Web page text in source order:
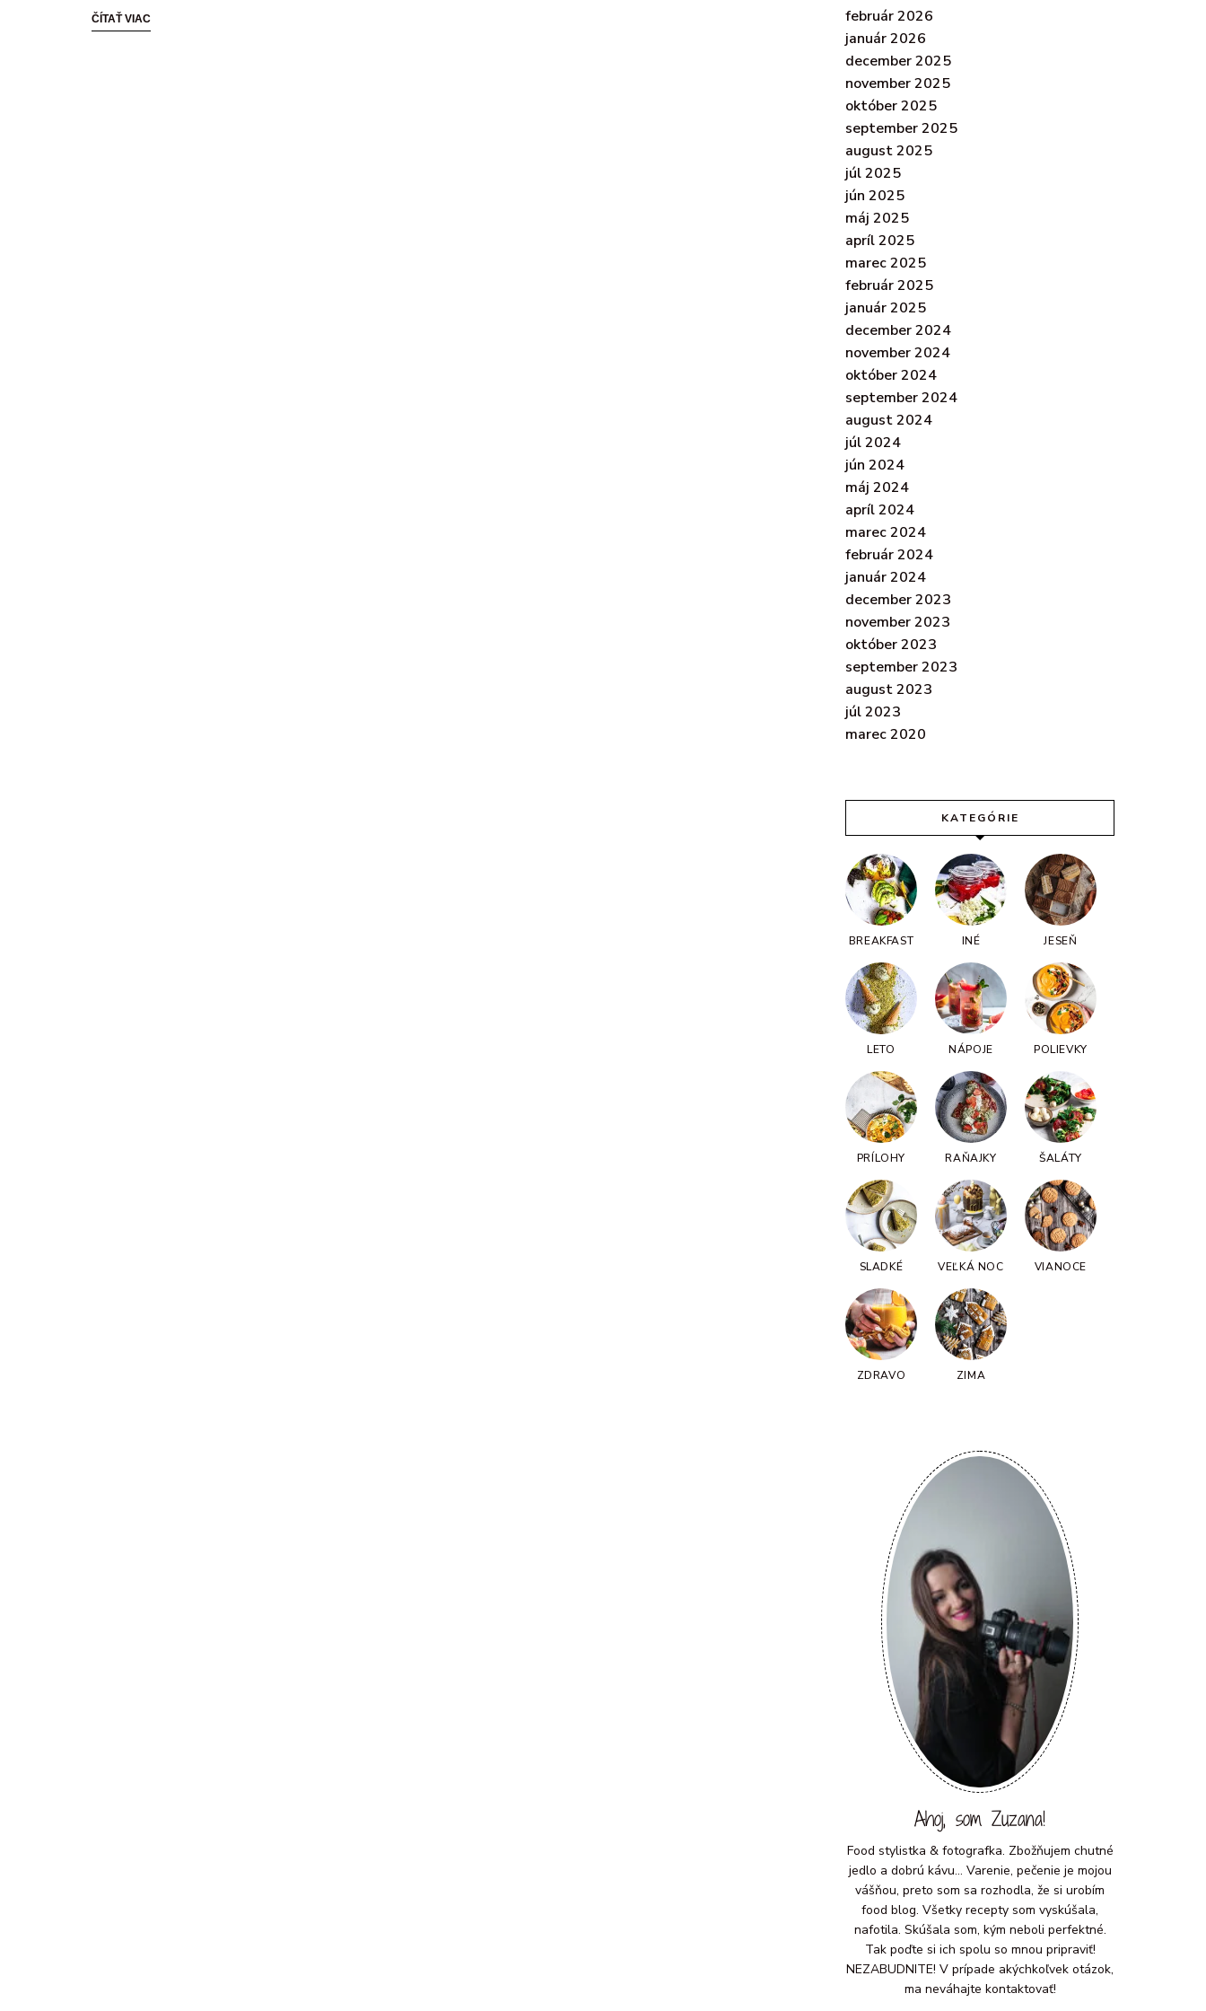
ČÍTAŤ VIAC
február 2026
január 2026
december 2025
november 2025
október 2025
september 2025
august 2025
júl 2025
jún 2025
máj 2025
apríl 2025
marec 2025
február 2025
január 2025
december 2024
november 2024
október 2024
september 2024
august 2024
júl 2024
jún 2024
máj 2024
apríl 2024
marec 2024
február 2024
január 2024
december 2023
november 2023
október 2023
september 2023
august 2023
júl 2023
marec 2020
KATEGÓRIE
BREAKFAST INÉ JESEŇ
LETO NÁPOJE POLIEVKY
PRÍLOHY RAŇAJKY ŠALÁTY
SLADKÉ VEĽKÁ NOC VIANOCE
ZDRAVO ZIMA
Ahoj, som Zuzana!
Food stylistka & fotografka. Zbožňujem chutné
jedlo a dobrú kávu... Varenie, pečenie je mojou
vášňou, preto som sa rozhodla, že si urobím
food blog. Všetky recepty som vyskúšala,
nafotila. Skúšala som, kým neboli perfektné.
Tak poďte si ich spolu so mnou pripraviť!
NEZABUDNITE! V prípade akýchkoľvek otázok,
ma neváhajte kontaktovať!